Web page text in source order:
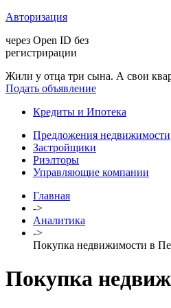
Авторизация
через Open ID без
регистрирации
Жили у отца три сына. А свои
Подать объявление
Кредиты и Ипотека
Предложения недвижимости
Застройщики
Риэлторы
Управляющие компании
Главная
->
Аналитика
->
Покупка недвижимости в
Покупка